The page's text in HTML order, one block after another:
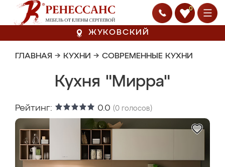
0
ЖУКОВСКИЙ
ГЛАВНАЯ → КУХНИ → СОВРЕМЕННЫЕ КУХНИ
Кухня "Мирра"
Рейтинг: 0.0 (0 голосов)